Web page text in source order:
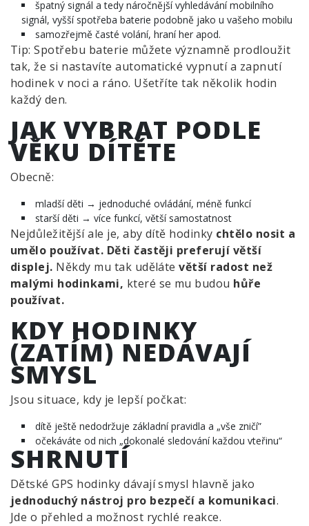
špatný signál a tedy náročnější vyhledávání mobilního
signál, vyšší spotřeba baterie podobně jako u vašeho mobilu
samozřejmě časté volání, hraní her apod.
Tip: Spotřebu baterie můžete významně prodloužit
tak, že si nastavíte automatické vypnutí a zapnutí
hodinek v noci a ráno. Ušetříte tak několik hodin
každý den.
JAK VYBRAT PODLE
VĚKU DÍTĚTE
Obecně:
mladší děti → jednoduché ovládání, méně funkcí
starší děti → více funkcí, větší samostatnost
Nejdůležitější ale je, aby dítě hodinky chtělo nosit a
umělo používat. Děti častěji preferují větší
displej. Někdy mu tak uděláte větší radost než
malými hodinkami, které se mu budou hůře
používat.
KDY HODINKY
(ZATÍM) NEDÁVAJÍ
SMYSL
Jsou situace, kdy je lepší počkat:
dítě ještě nedodržuje základní pravidla a „vše zničí”
očekáváte od nich „dokonalé sledování každou vteřinu“
SHRNUTÍ
Dětské GPS hodinky dávají smysl hlavně jako
jednoduchý nástroj pro bezpečí a komunikaci.
Jde o přehled a možnost rychlé reakce.